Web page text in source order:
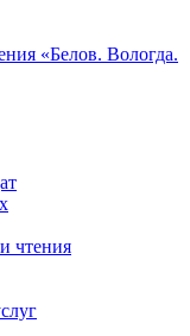
«Белов. Вологда.
чтения